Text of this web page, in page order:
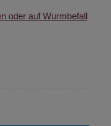
oder auf Wurmbefall